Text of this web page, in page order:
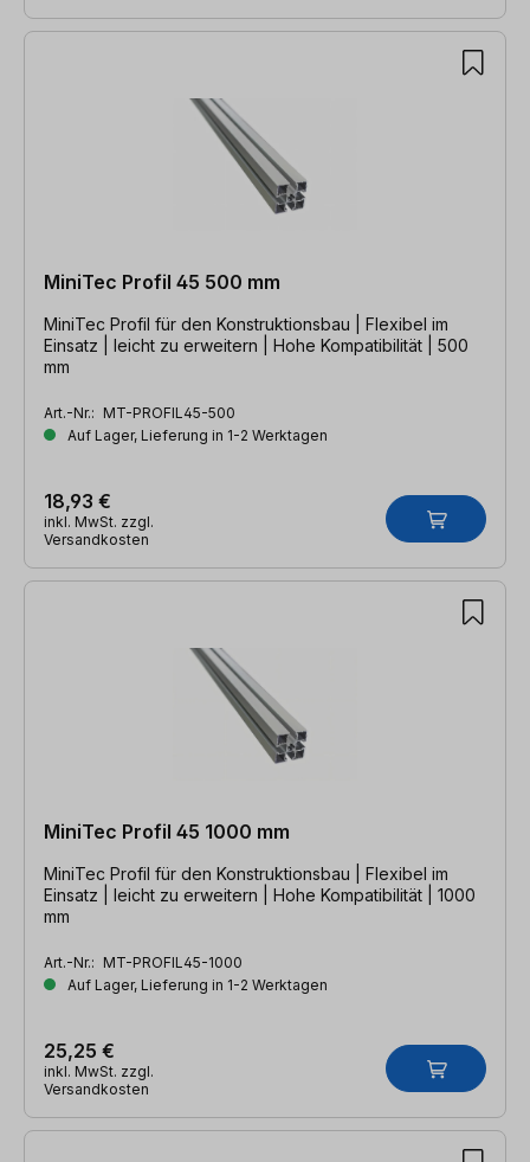
MiniTec Profil 45 500 mm
MiniTec Profil für den Konstruktionsbau | Flexibel im
Einsatz | leicht zu erweitern | Hohe Kompatibilität | 500
mm
Art.-Nr.: MT-PROFIL45-500
Auf Lager, Lieferung in 1-2 Werktagen
18,93 €
inkl. MwSt. zzgl.
Versandkosten
MiniTec Profil 45 1000 mm
MiniTec Profil für den Konstruktionsbau | Flexibel im
Einsatz | leicht zu erweitern | Hohe Kompatibilität | 1000
mm
Art.-Nr.: MT-PROFIL45-1000
Auf Lager, Lieferung in 1-2 Werktagen
25,25 €
inkl. MwSt. zzgl.
Versandkosten